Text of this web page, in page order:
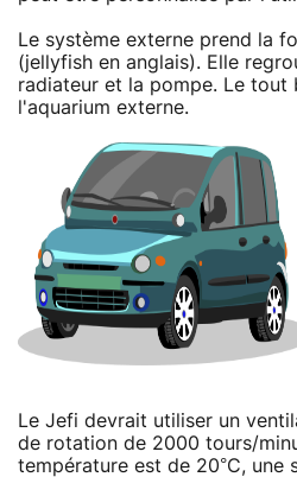
Le système externe prend la
(jellyfish en anglais). Elle
radiateur et la pompe. Le tout
l'aquarium externe.
Le Jefi devrait utiliser un
de rotation de 2000 tours/
température est de 20°C, une